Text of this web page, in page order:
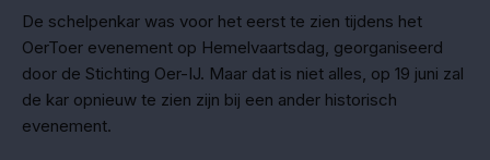
De schelpenkar was voor het eerst te zien tijdens het
OerToer evenement op Hemelvaartsdag, georganiseerd
door de Stichting Oer-IJ. Maar dat is niet alles, op 19 juni zal
de kar opnieuw te zien zijn bij een ander historisch
evenement.